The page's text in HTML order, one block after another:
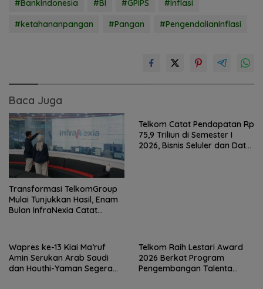
#BankIndonesia #BI #GPIPS
#Inflasi
#ketahananpangan
#Pangan #PengendalianInflasi
Baca Juga
Transformasi TelkomGroup
Mulai Tunjukkan Hasil, Enam
Bulan InfraNexia Catat
Telkom Catat Pendapatan Rp
75,9 Triliun di Semester I
2026, Bisnis Seluler dan Data
Wapres ke-13 Kiai Ma’ruf
Amin Serukan Arab Saudi
dan Houthi-Yaman Segera
Telkom Raih Lestari Award
2026 Berkat Program
Pengembangan Talenta